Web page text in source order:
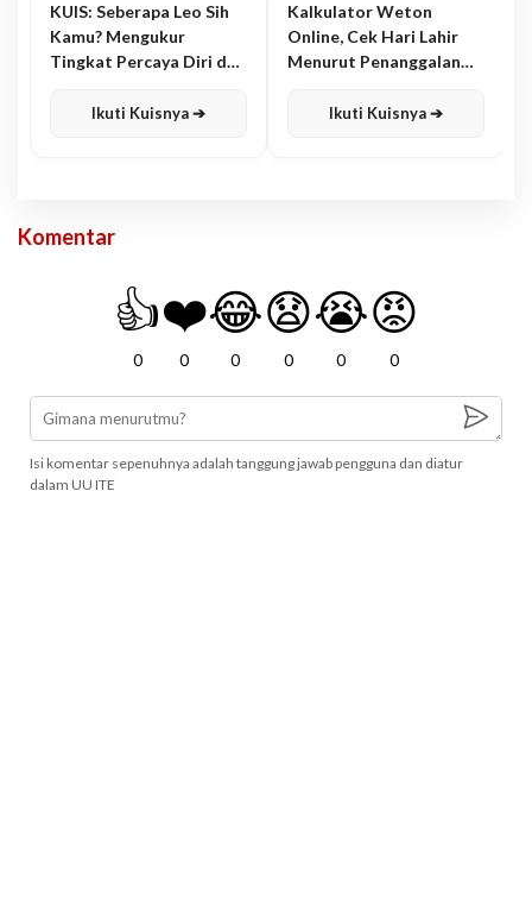
KUIS: Seberapa Leo Sih
Kamu? Mengukur
Tingkat Percaya Diri dan
Ikuti Kuisnya ➔
Kalkulator Weton
Online, Cek Hari Lahir
Menurut Penanggalan
Ikuti Kuisnya ➔
Komentar
👍
0
❤️
0
😂
0
😧
0
😭
0
😡
0
Isi komentar sepenuhnya adalah tanggung jawab pengguna dan diatur
dalam UU ITE